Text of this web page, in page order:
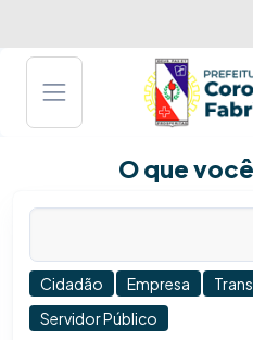
O que
Cidadão Empresa
Servidor Público